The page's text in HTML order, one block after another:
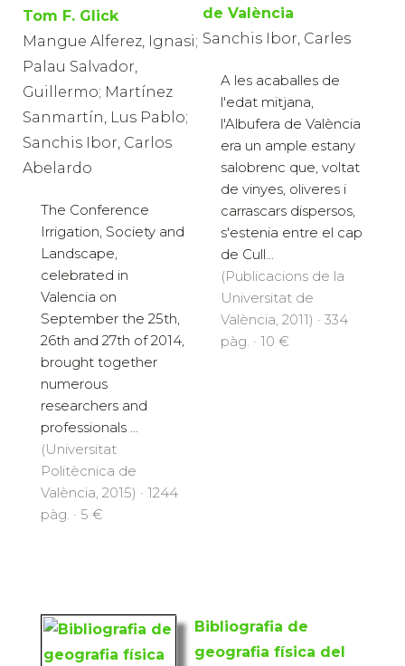
Tom F. Glick
Mangue Alferez, Ignasi;
Palau Salvador,
Guillermo; Martínez
Sanmartín, Lus Pablo;
Sanchis Ibor, Carlos
Abelardo
The Conference
Irrigation, Society and
Landscape,
celebrated in
Valencia on
September the 25th,
26th and 27th of 2014,
brought together
numerous
researchers and
professionals ...
(Universitat
Politècnica de
València, 2015) · 1244
pàg. · 5 €
de València
Sanchis Ibor, Carles
A les acaballes de
l'edat mitjana,
l'Albufera de València
era un ample estany
salobrenc que, voltat
de vinyes, oliveres i
carrascars dispersos,
s'estenia entre el cap
de Cull...
(Publicacions de la
Universitat de
València, 2011) · 334
pàg. · 10 €
Bibliografia de
geografia física del